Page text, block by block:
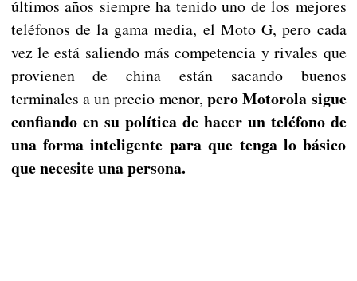
últimos años siempre ha tenido uno de los mejores
teléfonos de la gama media, el Moto G, pero cada
vez le está saliendo más competencia y rivales que
provienen de china están sacando buenos
terminales a un precio menor, pero Motorola sigue
confiando en su política de hacer un teléfono de
una forma inteligente para que tenga lo básico
que necesite una persona.